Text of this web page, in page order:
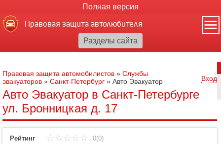
Полная версия
Правовая защита автолюбителя
Правовая защита автомобилистов » Службы
эвакуаторов » Санкт-Петербург » Авто Эвакуатор Вход
Авто Эвакуатор в Санкт-Петербурге
ул. Бронницкая д. 17
Рейтинг
0(0)